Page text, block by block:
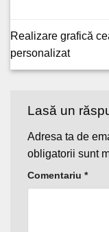
Realizare grafică
personalizat
Lasă un
Adresa ta de
obligatorii sunt
Comentariu *